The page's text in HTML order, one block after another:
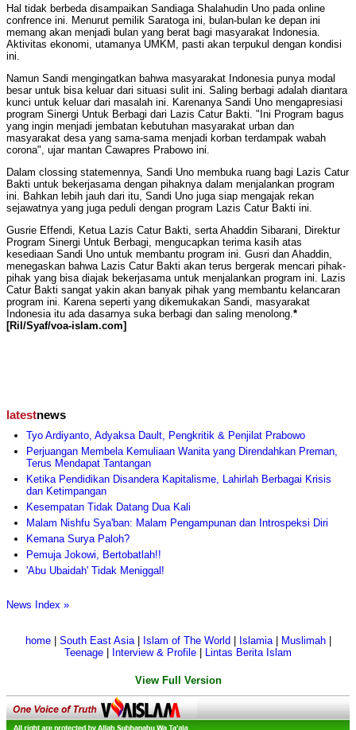
Hal tidak berbeda disampaikan Sandiaga Shalahudin Uno pada online
confrence ini. Menurut pemilik Saratoga ini, bulan-bulan ke depan ini
memang akan menjadi bulan yang berat bagi masyarakat Indonesia.
Aktivitas ekonomi, utamanya UMKM, pasti akan terpukul dengan kondisi
ini.
Namun Sandi mengingatkan bahwa masyarakat Indonesia punya modal
besar untuk bisa keluar dari situasi sulit ini. Saling berbagi adalah diantara
kunci untuk keluar dari masalah ini. Karenanya Sandi Uno mengapresiasi
program Sinergi Untuk Berbagi dari Lazis Catur Bakti. "Ini Program bagus
yang ingin menjadi jembatan kebutuhan masyarakat urban dan
masyarakat desa yang sama-sama menjadi korban terdampak wabah
corona", ujar mantan Cawapres Prabowo ini.
Dalam clossing statemennya, Sandi Uno membuka ruang bagi Lazis Catur
Bakti untuk bekerjasama dengan pihaknya dalam menjalankan program
ini. Bahkan lebih jauh dari itu, Sandi Uno juga siap mengajak rekan
sejawatnya yang juga peduli dengan program Lazis Catur Bakti ini.
Gusrie Effendi, Ketua Lazis Catur Bakti, serta Ahaddin Sibarani, Direktur
Program Sinergi Untuk Berbagi, mengucapkan terima kasih atas
kesediaan Sandi Uno untuk membantu program ini. Gusri dan Ahaddin,
menegaskan bahwa Lazis Catur Bakti akan terus bergerak mencari pihak-
pihak yang bisa diajak bekerjasama untuk menjalankan program ini. Lazis
Catur Bakti sangat yakin akan banyak pihak yang membantu kelancaran
program ini. Karena seperti yang dikemukakan Sandi, masyarakat
Indonesia itu ada dasarnya suka berbagi dan saling menolong.*
[Ril/Syaf/voa-islam.com]
latestnews
Tyo Ardiyanto, Adyaksa Dault, Pengkritik & Penjilat Prabowo
Perjuangan Membela Kemuliaan Wanita yang Direndahkan Preman,
Terus Mendapat Tantangan
Ketika Pendidikan Disandera Kapitalisme, Lahirlah Berbagai Krisis
dan Ketimpangan
Kesempatan Tidak Datang Dua Kali
Malam Nishfu Sya'ban: Malam Pengampunan dan Introspeksi Diri
Kemana Surya Paloh?
Pemuja Jokowi, Bertobatlah!!
'Abu Ubaidah' Tidak Meniggal!
News Index »
home| South East Asia| Islam of The World Islamia| Muslimah|
Teenage
Interview & Profile Lintas Berita Islam
View Full Version